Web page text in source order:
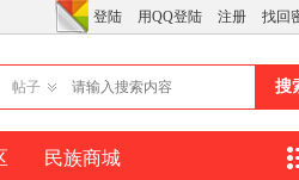
登陆 用QQ登陆 注册 找回
帖子 搜
民族商城